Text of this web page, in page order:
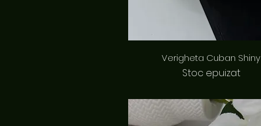
Afișare rapidă
Verigheta Cuban Shiny
Stoc epuizat